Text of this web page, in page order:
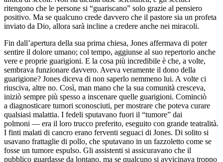
ritengono che le persone si “guariscano” solo grazie al pensiero
positivo. Ma se qualcuno crede davvero che il pastore sia un profeta
inviato da Dio, allora sarà incline a credere anche nei miracoli.
Fin dall’apertura della sua prima chiesa, Jones affermava di poter
sentire il dolore umano; col tempo, aggiunse al suo repertorio anche
vere e proprie guarigioni. E la cosa più incredibile è che, a volte,
sembrava funzionare davvero. Aveva veramente il dono della
guarigione? Jones diceva di non saperlo nemmeno lui. A volte ci
riusciva, altre no. Così, man mano che la sua comunità cresceva,
iniziò sempre più spesso a inscenare quelle guarigioni. Cominciò
a diagnosticare tumori sconosciuti, per mostrare che poteva curare
qualsiasi malattia. I fedeli sputavano fuori il “tumore” dai
polmoni — era il loro trucco preferito, eseguito con grande teatralità.
I finti malati di cancro erano ferventi seguaci di Jones. Di solito si
usavano frattaglie di pollo, che sputavano in un fazzoletto come se
fosse un tumore espulso. Gli assistenti si assicuravano che il
pubblico guardasse da lontano, ma se qualcuno si avvicinava troppo